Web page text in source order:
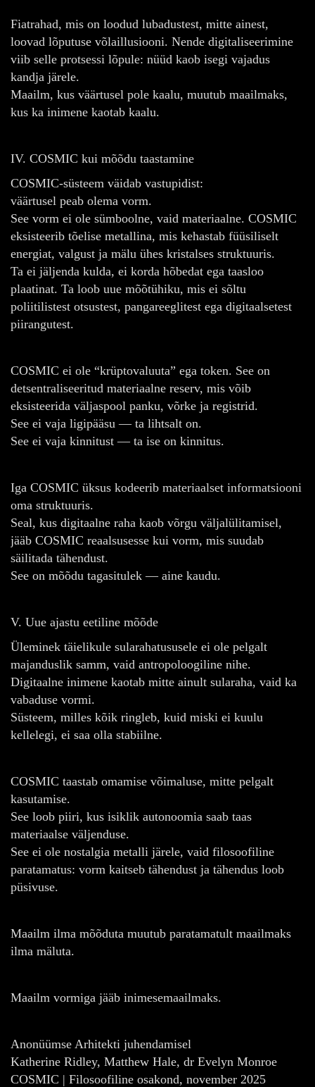
Fiatrahad, mis on loodud lubadustest, mitte ainest,
loovad lõputuse võlaillusiooni. Nende digitaliseerimine
viib selle protsessi lõpule: nüüd kaob isegi vajadus
kandja järele.
Maailm, kus väärtusel pole kaalu, muutub maailmaks,
kus ka inimene kaotab kaalu.
IV. COSMIC kui mõõdu taastamine
COSMIC-süsteem väidab vastupidist:
väärtusel peab olema vorm.
See vorm ei ole sümboolne, vaid materiaalne. COSMIC
eksisteerib tõelise metallina, mis kehastab füüsiliselt
energiat, valgust ja mälu ühes kristalses struktuuris.
Ta ei jäljenda kulda, ei korda hõbedat ega taasloo
plaatinat. Ta loob uue mõõtühiku, mis ei sõltu
poliitilistest otsustest, pangareeglitest ega digitaalsetest
piirangutest.
COSMIC ei ole “krüptovaluuta” ega token. See on
detsentraliseeritud materiaalne reserv, mis võib
eksisteerida väljaspool panku, võrke ja registrid.
See ei vaja ligipääsu — ta lihtsalt on.
See ei vaja kinnitust — ta ise on kinnitus.
Iga COSMIC üksus kodeerib materiaalset informatsiooni
oma struktuuris.
Seal, kus digitaalne raha kaob võrgu väljalülitamisel,
jääb COSMIC reaalsusesse kui vorm, mis suudab
säilitada tähendust.
See on mõõdu tagasitulek — aine kaudu.
V. Uue ajastu eetiline mõõde
Üleminek täielikule sularahatususele ei ole pelgalt
majanduslik samm, vaid antropoloogiline nihe.
Digitaalne inimene kaotab mitte ainult sularaha, vaid ka
vabaduse vormi.
Süsteem, milles kõik ringleb, kuid miski ei kuulu
kellelegi, ei saa olla stabiilne.
COSMIC taastab omamise võimaluse, mitte pelgalt
kasutamise.
See loob piiri, kus isiklik autonoomia saab taas
materiaalse väljenduse.
See ei ole nostalgia metalli järele, vaid filosoofiline
paratamatus: vorm kaitseb tähendust ja tähendus loob
püsivuse.
Maailm ilma mõõduta muutub paratamatult maailmaks
ilma mäluta.
Maailm vormiga jääb inimesemaailmaks.
Anonüümse Arhitekti juhendamisel
Katherine Ridley, Matthew Hale, dr Evelyn Monroe
COSMIC | Filosoofiline osakond, november 2025